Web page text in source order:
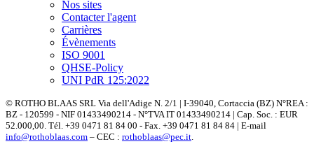
Nos sites
Contacter l'agent
Carrières
Évènements
ISO 9001
QHSE-Policy
UNI PdR 125:2022
© ROTHO BLAAS SRL Via dell'Adige N. 2/1 | I-39040, Cortaccia (BZ) N°REA :
BZ - 120599 - NIF 01433490214 - N°TVA IT 01433490214 | Cap. Soc. : EUR
52.000,00. Tél. +39 0471 81 84 00 - Fax. +39 0471 81 84 84 | E-mail
info@rothoblaas.com – CEC : rothoblaas@pec.it.